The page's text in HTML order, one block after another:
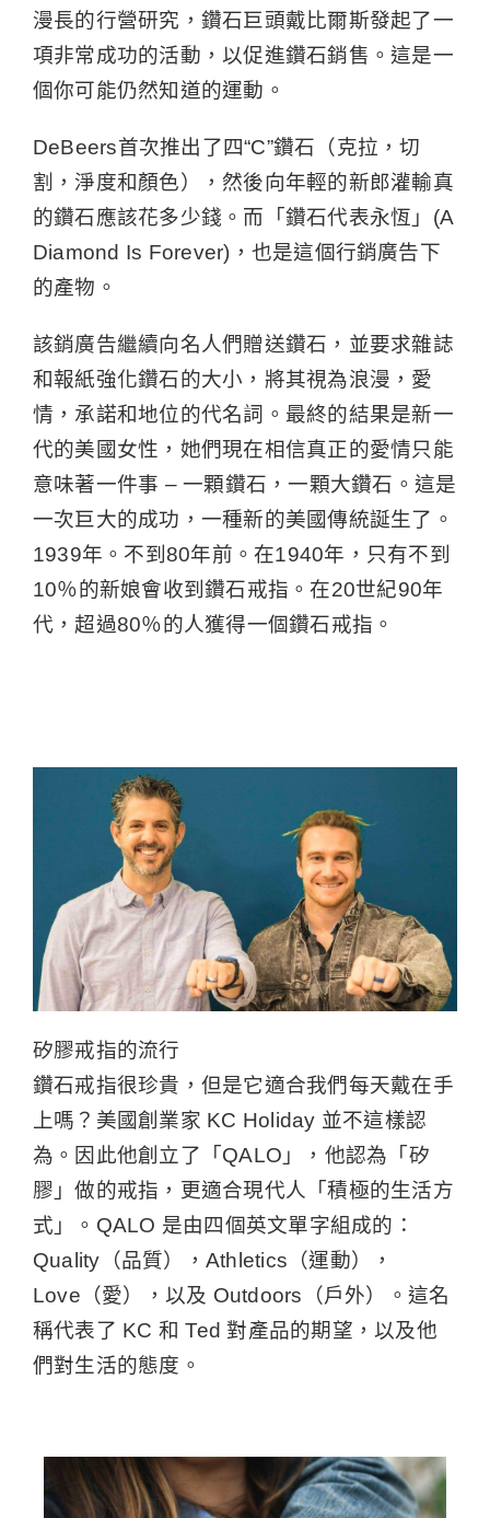
漫長的行營研究，鑽石巨頭戴比爾斯發起了一
項非常成功的活動，以促進鑽石銷售。這是一
個你可能仍然知道的運動。
DeBeers首次推出了四“C”鑽石（克拉，切
割，淨度和顏色），然後向年輕的新郎灌輸真
的鑽石應該花多少錢。而「鑽石代表永恆」(A
Diamond Is Forever)，也是這個行銷廣告下
的產物。
該銷廣告繼續向名人們贈送鑽石，並要求雜誌
和報紙強化鑽石的大小，將其視為浪漫，愛
情，承諾和地位的代名詞。最終的結果是新一
代的美國女性，她們現在相信真正的愛情只能
意味著一件事 – 一顆鑽石，一顆大鑽石。這是
一次巨大的成功，一種新的美國傳統誕生了。
1939年。不到80年前。在1940年，只有不到
10％的新娘會收到鑽石戒指。在20世紀90年
代，超過80％的人獲得一個鑽石戒指。
矽膠戒指的流行
鑽石戒指很珍貴，但是它適合我們每天戴在手
上嗎？美國創業家 KC Holiday 並不這樣認
為。因此他創立了「QALO」，他認為「矽
膠」做的戒指，更適合現代人「積極的生活方
式」。QALO 是由四個英文單字組成的：
Quality（品質），Athletics（運動），
Love（愛），以及 Outdoors（戶外）。這名
稱代表了 KC 和 Ted 對產品的期望，以及他
們對生活的態度。